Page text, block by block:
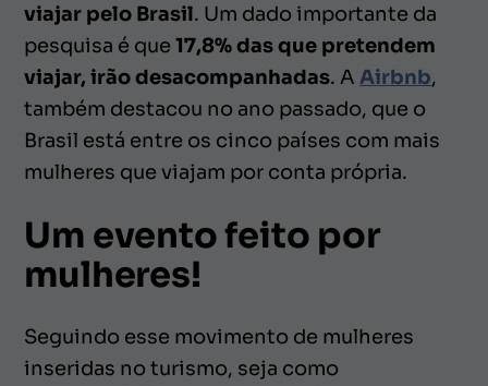
viajar pelo Brasil. Um dado importante da
pesquisa é que17,8% das que pretendem
viajar, irão desacompanhadas. A Airbnb,
também destacou no ano passado, que o
Brasil está entre os cinco países com mais
mulheres que viajam por conta própria.
Um evento feito por
mulheres!
Seguindo esse movimento de mulheres
inseridas no turismo, seja como